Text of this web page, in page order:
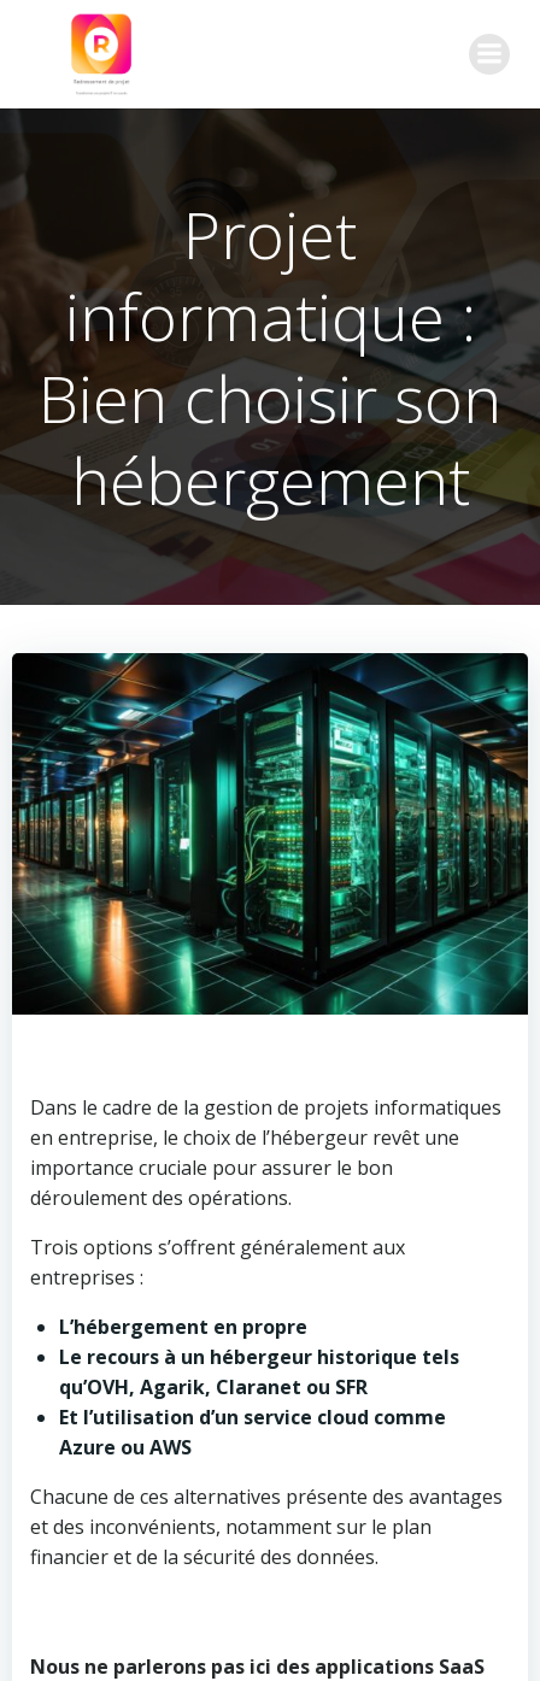
Projet
informatique :
Bien choisir son
hébergement
Dans le cadre de la gestion de projets informatiques
en entreprise, le choix de l’hébergeur revêt une
importance cruciale pour assurer le bon
déroulement des opérations.
Trois options s’offrent généralement aux
entreprises :
L’hébergement en propre
Le recours à un hébergeur historique tels
qu’OVH, Agarik, Claranet ou SFR
Et l’utilisation d’un service cloud comme
Azure ou AWS
Chacune de ces alternatives présente des avantages
et des inconvénients, notamment sur le plan
financier et de la sécurité des données.
Nous ne parlerons pas ici des applications SaaS